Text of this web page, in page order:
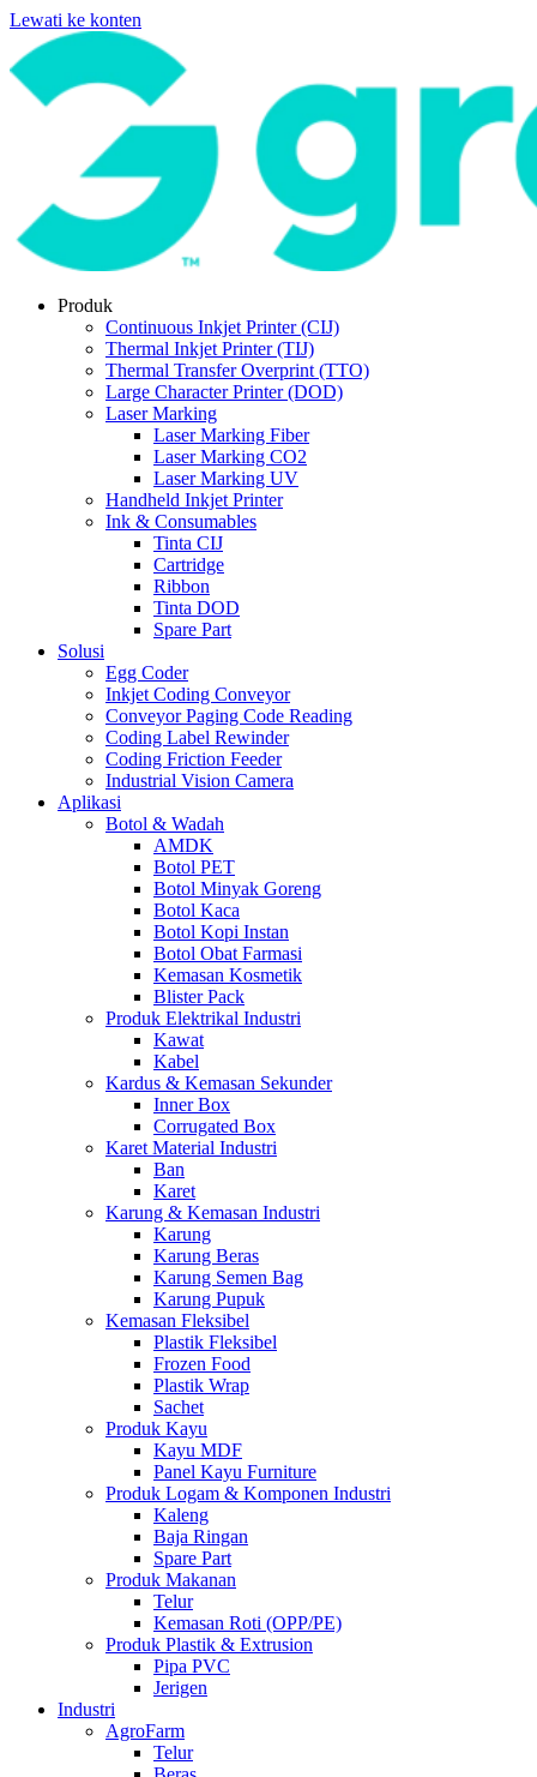
Lewati ke konten
Produk
Continuous Inkjet Printer (CIJ)
Thermal Inkjet Printer (TIJ)
Thermal Transfer Overprint (TTO)
Large Character Printer (DOD)
Laser Marking
Laser Marking Fiber
Laser Marking CO2
Laser Marking UV
Handheld Inkjet Printer
Ink & Consumables
Tinta CIJ
Cartridge
Ribbon
Tinta DOD
Spare Part
Solusi
Egg Coder
Inkjet Coding Conveyor
Conveyor Paging Code Reading
Coding Label Rewinder
Coding Friction Feeder
Industrial Vision Camera
Aplikasi
Botol & Wadah
AMDK
Botol PET
Botol Minyak Goreng
Botol Kaca
Botol Kopi Instan
Botol Obat Farmasi
Kemasan Kosmetik
Blister Pack
Produk Elektrikal Industri
Kawat
Kabel
Kardus & Kemasan Sekunder
Inner Box
Corrugated Box
Karet Material Industri
Ban
Karet
Karung & Kemasan Industri
Karung
Karung Beras
Karung Semen Bag
Karung Pupuk
Kemasan Fleksibel
Plastik Fleksibel
Frozen Food
Plastik Wrap
Sachet
Produk Kayu
Kayu MDF
Panel Kayu Furniture
Produk Logam & Komponen Industri
Kaleng
Baja Ringan
Spare Part
Produk Makanan
Telur
Kemasan Roti (OPP/PE)
Produk Plastik & Extrusion
Pipa PVC
Jerigen
Industri
AgroFarm
Telur